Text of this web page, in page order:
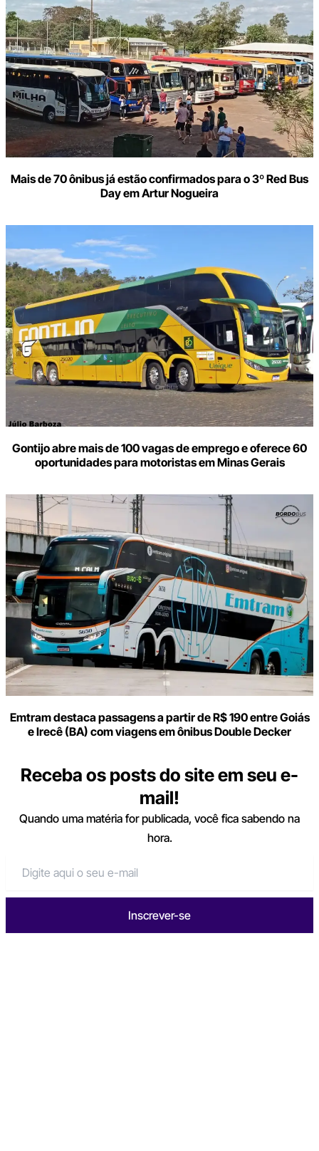
Mais de 70 ônibus já estão confirmados para o 3º Red Bus
Day em Artur Nogueira
Gontijo abre mais de 100 vagas de emprego e oferece 60
oportunidades para motoristas em Minas Gerais
Emtram destaca passagens a partir de R$ 190 entre Goiás
e Irecê (BA) com viagens em ônibus Double Decker
Receba os posts do site em seu e-
mail!
Quando uma matéria for publicada, você fica sabendo na
hora.
Inscrever-se